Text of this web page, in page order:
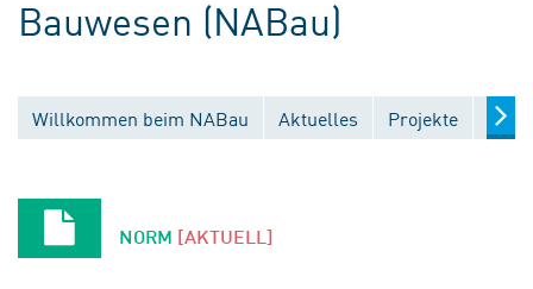
Bauwesen (NABau)
Willkommen beim NABau Aktuelles Projekte
NORM [AKTUELL]